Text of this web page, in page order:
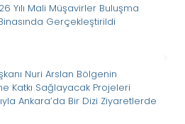
Yılı Mali Müşavirler Buluşma
Gerçekleştirildi
Nuri Arslan Bölgenin
Katkı Sağlayacak Projeleri
Ankara’da Bir Dizi Ziyaretlerde